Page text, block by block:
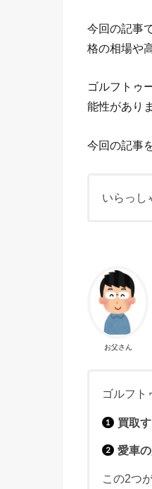
今回の記事
格の相場や
ゴルフトゥ
能性があり
今回の記事
いらっし
お父さん
ゴルフト
買取
愛車
この2つ